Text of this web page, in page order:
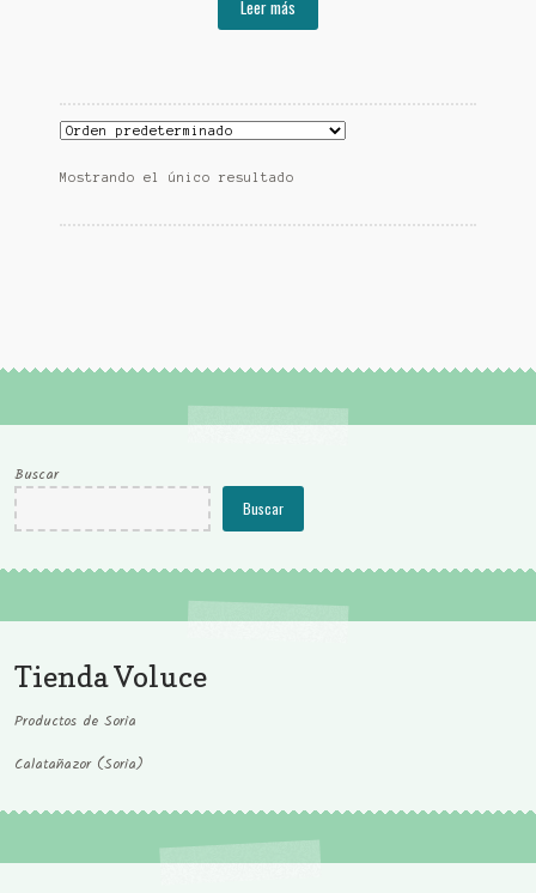
Leer más
Mostrando el único resultado
Buscar
Buscar
Tienda Voluce
Productos de Soria
Calatañazor (Soria)